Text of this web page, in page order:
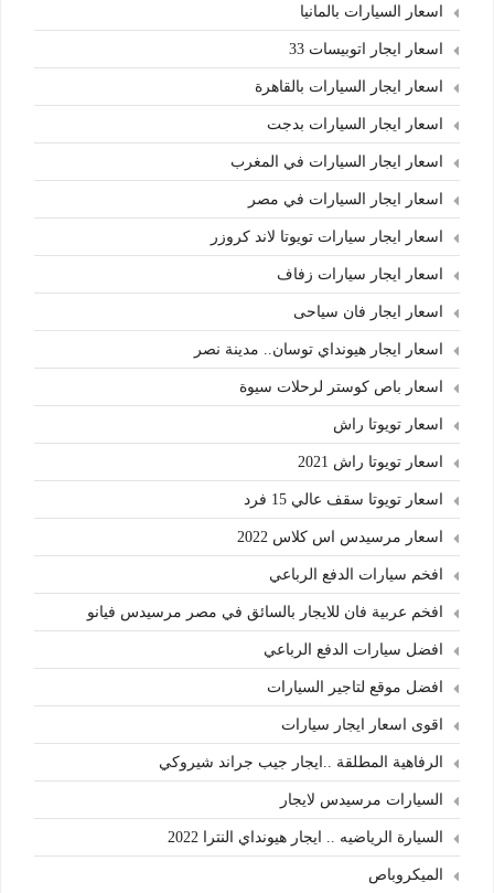
اسعار السيارات بالمانيا
اسعار ايجار اتوبيسات 33
اسعار ايجار السيارات بالقاهرة
اسعار ايجار السيارات بدجت
اسعار ايجار السيارات في المغرب
اسعار ايجار السيارات في مصر
اسعار ايجار سيارات تويوتا لاند كروزر
اسعار ايجار سيارات زفاف
اسعار ايجار فان سياحى
اسعار ايجار هيونداي توسان.. مدينة نصر
اسعار باص كوستر لرحلات سيوة
اسعار تويوتا راش
اسعار تويوتا راش 2021
اسعار تويوتا سقف عالي 15 فرد
اسعار مرسيدس اس كلاس 2022
افخم سيارات الدفع الرباعي
افخم عربية فان للايجار بالسائق في مصر مرسيدس فيانو
افضل سيارات الدفع الرباعي
افضل موقع لتاجير السيارات
اقوى اسعار ايجار سيارات
الرفاهية المطلقة ..ايجار جيب جراند شيروكي
السيارات مرسيدس لايجار
السيارة الرياضيه .. ايجار هيونداي النترا 2022
الميكروباص